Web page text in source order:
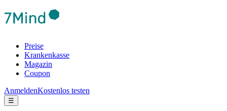
Preise
Krankenkasse
Magazin
Coupon
AnmeldenKostenlos testen
☰